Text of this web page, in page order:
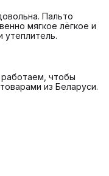
Пальто
мягкое лёгкое и
утеплитель.
чтобы
из Беларуси.